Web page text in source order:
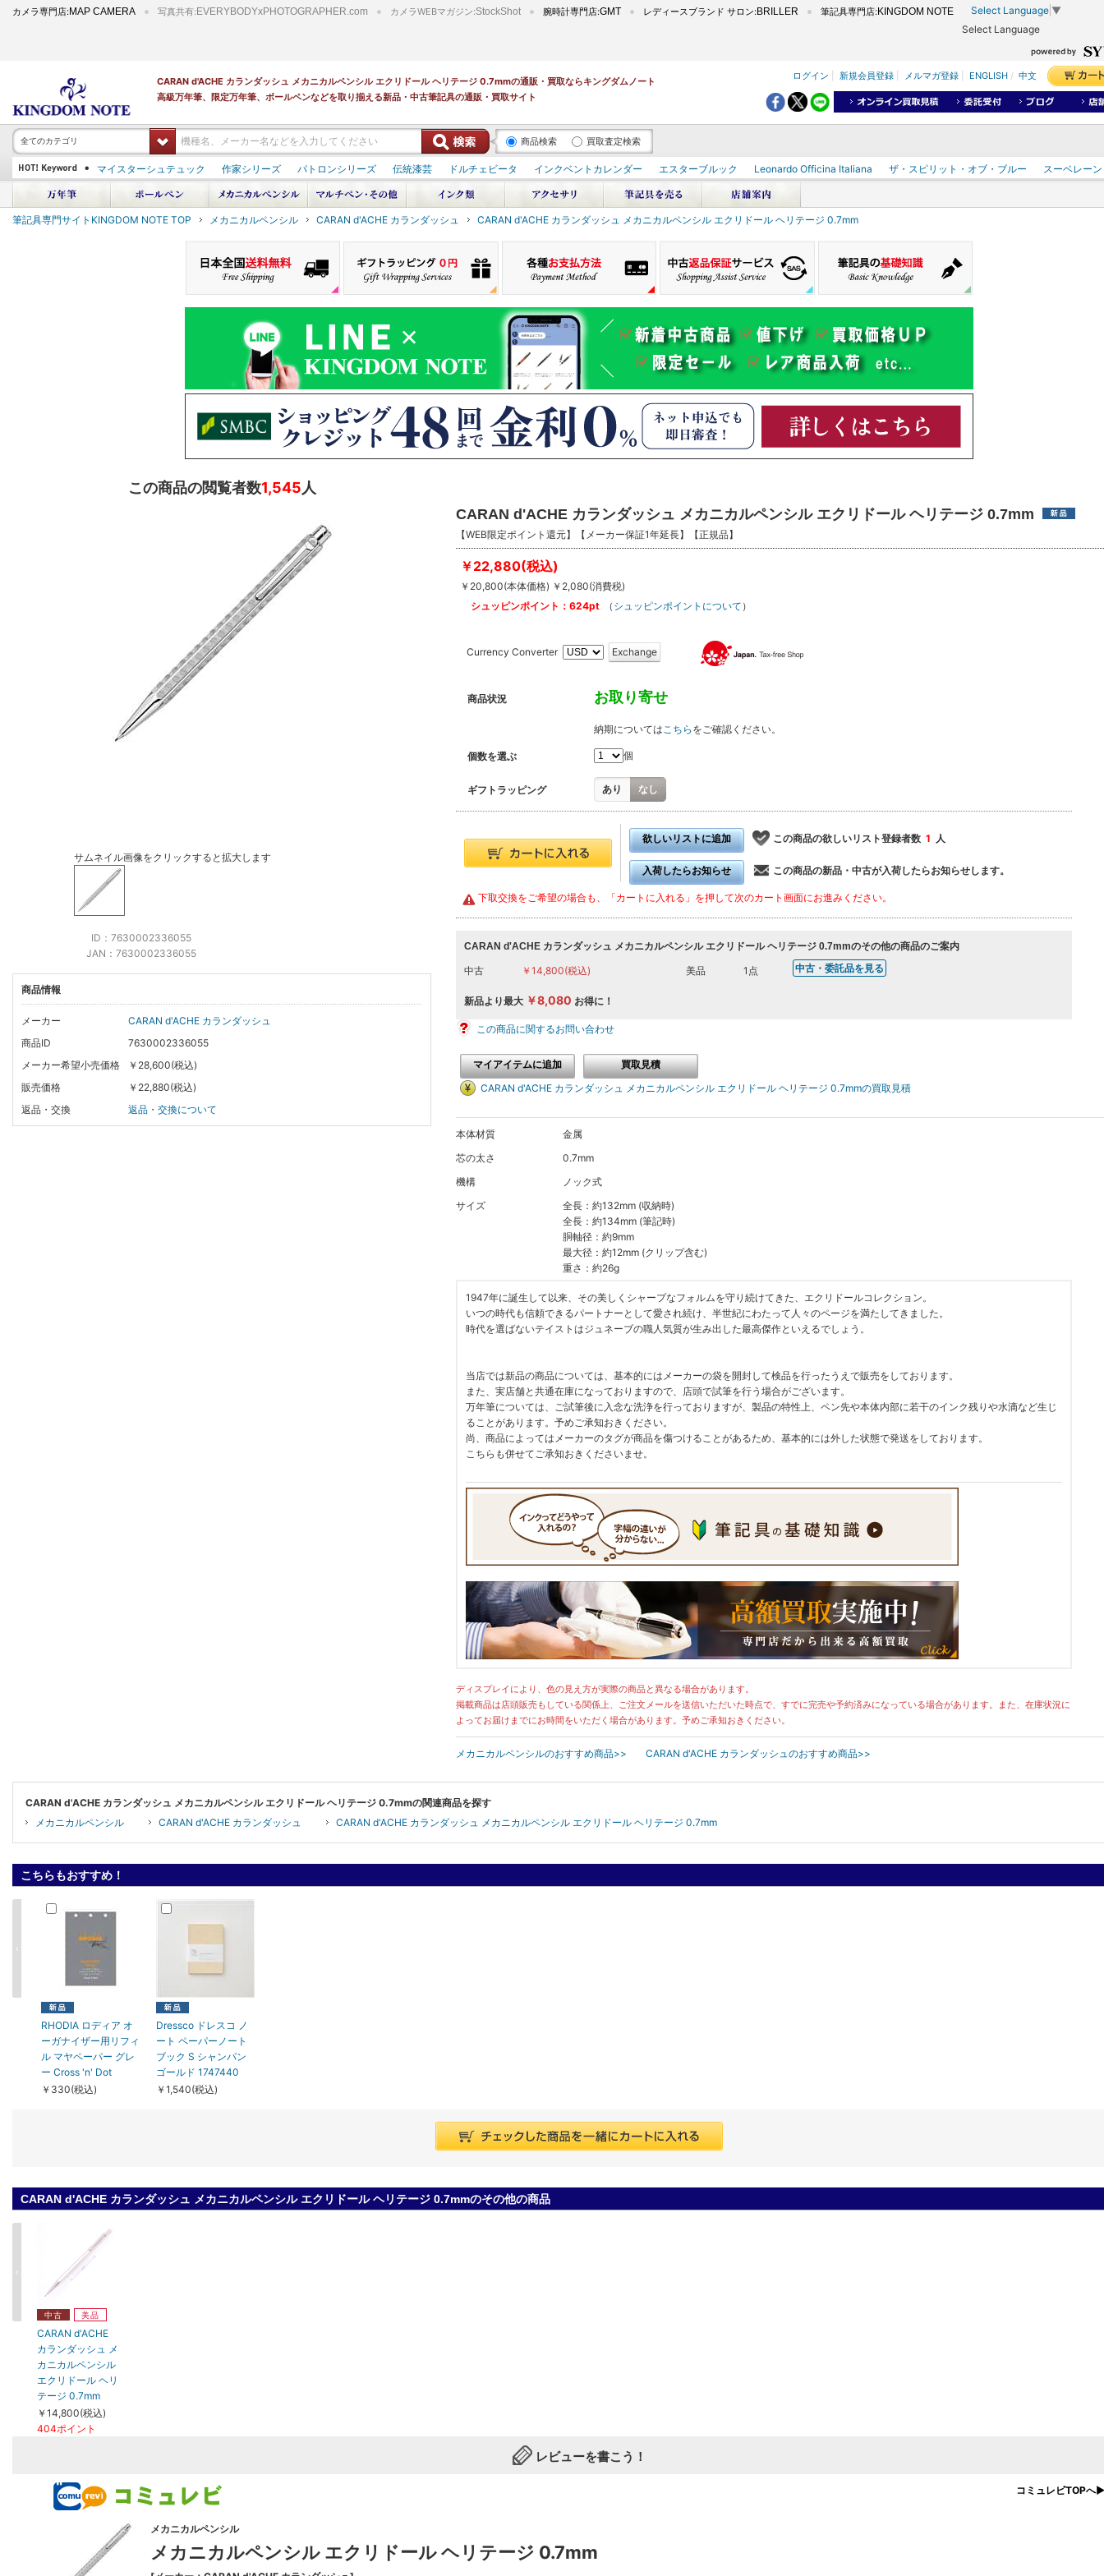
カメラ専門店:MAP CAMERA 写真共有: EVERYBODYxPHOTOGRAPHER.com カメラWEBマガジン:StockShot 腕時計専門店:GMT レディースブランド サロン:BRILLER 筆記具専門店:KINGDOM NOTE Select Language ▼
Select Language
CARAN d'ACHE カランダッシュ メカニカルペンシル エクリドール ヘリテージ 0.7mmの通販・買取ならキングダムノート
高級万年筆、限定万年筆、ボールペンなどを取り揃える新品・中古筆記具の通販・買取サイト
ログイン 新規会員登録 メルマガ登録 ENGLISH / 中文
全てのカテゴリ 商品検索 買取査定検索
マイスターシュテュック 作家シリーズ パトロンシリーズ 伝統漆芸 ドルチェビータ インクベントカレンダー エスターブルック Leonardo Officina Italiana ザ・スピリット・オブ・ブルー
スーベレーン
PILOT 蒔絵
ダイアミン ボトルインク
筆記具専門サイトKINGDOM NOTE TOP メカニカルペンシル CARAN d'ACHE カランダッシュ CARAN d'ACHE カランダッシュ メカニカルペンシル エクリドール ヘリテージ 0.7mm
CARAN d'ACHE カランダッシュ メカニカルペンシル エクリドール ヘリテージ 0.7mm
【WEB限定ポイント還元】【メーカー保証1年延長】【正規品】
この商品の閲覧者数1,545人
￥22,880(税込)
￥20,800(本体価格) ￥2,080(消費税)
シュッピンポイント：624pt
（ シュッピンポイントについて ）
Currency Converter Exchange
商品状況 お取り寄せ
納期についてはこちら をご確認ください。
個数を選ぶ 個
ギフトラッピング あり なし
欲しいリストに追加 この商品の欲しいリスト登録者数 1 人
入荷したらお知らせ この商品の新品・中古が入荷したらお知らせします。
下取交換をご希望の場合も、「カートに入れる」を押して次のカート画面にお進みください。
CARAN d'ACHE カランダッシュ メカニカルペンシル エクリドール ヘリテージ 0.7mmのその他の商品のご案内
中古 ￥14,800(税込)
新品より最大 ￥8,080 お得に！
美品 1点 中古・委託品を見る
この商品に関するお問い合わせ
マイアイテムに追加
買取見積
CARAN d'ACHE カランダッシュ メカニカルペンシル エクリドール ヘリテージ 0.7mmの買取見積
本体材質
金属
芯の太さ
0.7mm
機構
ノック式
サイズ
全長：約132mm (収納時)
全長：約134mm (筆記時)
胴軸径：約9mm
最大径：約12mm (クリップ含む)
重さ：約26g
1947年に誕生して以来、その美しくシャープなフォルムを守り続けてきた、エクリドールコレクション。
いつの時代も信頼できるパートナーとして愛され続け、半世紀にわたって人々のページを満たしてきました。
時代を選ばないテイストはジュネーブの職人気質が生み出した最高傑作といえるでしょう。
当店では新品の商品については、基本的にはメーカーの袋を開封して検品を行ったうえで販売をしております。
また、実店舗と共通在庫になっておりますので、店頭で試筆を行う場合がございます。
万年筆については、ご試筆後に入念な洗浄を行っておりますが、製品の特性上、ペン先や本体内部に若干のインク残りや水滴など生じ
ることがあります。予めご承知おきください。
尚、商品によってはメーカーのタグが商品を傷つけることがあるため、基本的には外した状態で発送をしております。
こちらも併せてご承知おきくださいませ。
ディスプレイにより、色の見え方が実際の商品と異なる場合があります。
掲載商品は店頭販売もしている関係上、ご注文メールを送信いただいた時点で、すでに完売や予約済みになっている場合があります。また、在庫状況に
よってお届けまでにお時間をいただく場合があります。予めご承知おきください。
メカニカルペンシルのおすすめ商品>> CARAN d'ACHE カランダッシュのおすすめ商品>>
サムネイル画像をクリックすると拡大します
ID：7630002336055
JAN：7630002336055
商品情報
メーカー
CARAN d'ACHE カランダッシュ
商品ID
7630002336055
メーカー希望小売価格
￥28,600(税込)
販売価格
￥22,880(税込)
返品・交換
返品・交換について
CARAN d'ACHE カランダッシュ メカニカルペンシル エクリドール ヘリテージ 0.7mmの関連商品を探す
メカニカルペンシル
CARAN d'ACHE カランダッシュ CARAN d'ACHE カランダッシュ メカニカルペンシル エクリドール ヘリテージ 0.7mm
こちらもおすすめ！
RHODIA ロディア オ
ーガナイザー用リフィ
ル マヤペーパー グレ
ー Cross 'n' Dot
￥330(税込)
Dressco ドレスコ ノ
ート ペーパーノート
ブック S シャンパン
ゴールド 1747440
￥1,540(税込)
CARAN d'ACHE カランダッシュ メカニカルペンシル エクリドール ヘリテージ 0.7mmのその他の商品
中古 美品
CARAN d'ACHE
カランダッシュ メ
カニカルペンシル
エクリドール ヘリ
テージ 0.7mm
￥14,800(税込)
404ポイント
レビューを書こう！
コミュレビTOPへ▶
メカニカルペンシル
メカニカルペンシル エクリドール ヘリテージ 0.7mm